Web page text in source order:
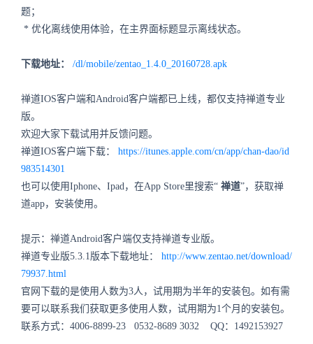
题；
* 优化离线使用体验，在主界面标题显示离线状态。
下载地址： /dl/mobile/zentao_1.4.0_20160728.apk
禅道IOS客户端和Android客户端都已上线，都仅支持禅道专业
版。
欢迎大家下载试用并反馈问题。
禅道IOS客户端下载： https://itunes.apple.com/cn/app/chan-dao/id
983514301
也可以使用Iphone、Ipad，在App Store里搜索“ 禅道”，获取禅
道app，安装使用。
提示：禅道Android客户端仅支持禅道专业版。
禅道专业版5.3.1版本下载地址： http://www.zentao.net/download/
79937.html
官网下载的是使用人数为3人，试用期为半年的安装包。如有需
要可以联系我们获取更多使用人数，试用期为1个月的安装包。
联系方式：4006-8899-23 0532-8689 3032 QQ：1492153927